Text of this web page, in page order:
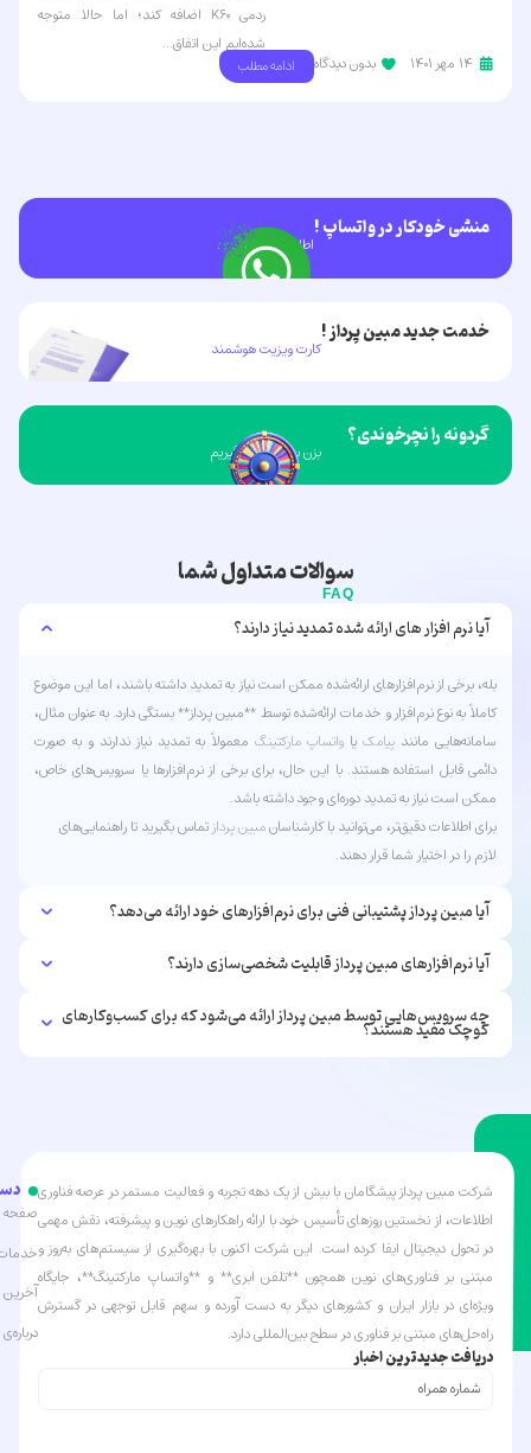
ردمی K60 اضافه کند؛ اما حالا متوجه
شده‌ایم این اتفاق...
۱۴ مهر ۱۴۰۱
بدون دیدگاه ادامه مطلب
گردونه را نچرخوندی؟ بزن بریم هدیه بگیریم
خدمت جدید مبین پرداز !کارت ویزیت هوشمند
منشی خودکار در واتساپ !اطلاعات بیشتر . . .
سوالات متداول شما
FAQ
آیا نرم افزار های ارائه شده تمدید نیاز دارند؟
بله، برخی از نرم‌افزارهای ارائه‌شده ممکن است نیاز به تمدید داشته باشند، اما این موضوع
کاملاً به نوع نرم‌افزار و خدمات ارائه‌شده توسط **مبین پرداز** بستگی دارد. به عنوان مثال،
سامانه‌هایی مانندپیامک یاواتساپ مارکتینگ معمولاً به تمدید نیاز ندارند و به صورت
دائمی قابل استفاده هستند. با این حال، برای برخی از نرم‌افزارها یا سرویس‌های خاص،
ممکن است نیاز به تمدید دوره‌ای وجود داشته باشد.
برای اطلاعات دقیق‌تر، می‌توانید با کارشناسانمبین پردازتماس بگیرید تا راهنمایی‌های
لازم را در اختیار شما قرار دهند.
آیا مبین پرداز پشتیبانی فنی برای نرم‌افزارهای خود ارائه می‌دهد؟
آیا نرم‌افزارهای مبین پرداز قابلیت شخصی‌سازی دارند؟
چه سرویس‌هایی توسط مبین پرداز ارائه می‌شود که برای کسب‌وکارهای
کوچک مفید هستند؟
شرکت مبین پرداز پیشگامان با بیش از یک دهه تجربه و فعالیت مستمر در عرصه فناوری
اطلاعات، از نخستین روزهای تأسیس خود با ارائه راهکارهای نوین و پیشرفته، نقش مهمی
در تحول دیجیتال ایفا کرده است. این شرکت اکنون با بهره‌گیری از سیستم‌های به‌روز و
مبتنی بر فناوری‌های نوین همچون **تلفن ابری** و **واتساپ مارکتینگ**، جایگاه
ویژه‌ای در بازار ایران و کشورهای دیگر به دست آورده و سهم قابل توجهی در گسترش
راه‌حل‌های مبتنی بر فناوری در سطح بین‌المللی دارد.
صفحه
آخرین
دریافت جدیدترین اخبار
شمارههمراه(Required)